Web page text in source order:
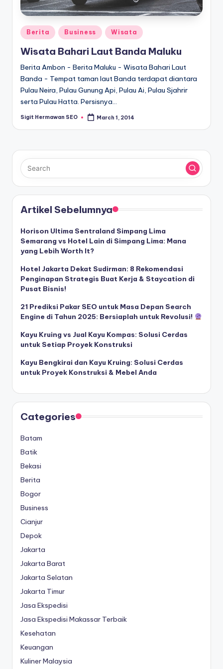
Posted
in
Berita Business Wisata
Wisata Bahari Laut Banda Maluku
Berita Ambon - Berita Maluku - Wisata Bahari Laut
Banda - Tempat taman laut Banda terdapat diantara
Pulau Neira, Pulau Gunung Api, Pulau Ai, Pulau Sjahrir
serta Pulau Hatta. Persisnya…
Posted
Sigit Hermawan SEO March 1, 2014
Artikel Sebelumnya
Horison Ultima Sentraland Simpang Lima
Semarang vs Hotel Lain di Simpang Lima: Mana
yang Lebih Worth It?
Hotel Jakarta Dekat Sudirman: 8 Rekomendasi
Penginapan Strategis Buat Kerja & Staycation di
Pusat Bisnis!
21 Prediksi Pakar SEO untuk Masa Depan Search
Engine di Tahun 2025: Bersiaplah untuk Revolusi!
Kayu Kruing vs Jual Kayu Kompas: Solusi Cerdas
untuk Setiap Proyek Konstruksi
Kayu Bengkirai dan Kayu Kruing: Solusi Cerdas
untuk Proyek Konstruksi & Mebel Anda
Categories
Batam
Batik
Bekasi
Berita
Bogor
Business
Cianjur
Depok
Jakarta
Jakarta Barat
Jakarta Selatan
Jakarta Timur
Jasa Ekspedisi
Jasa Ekspedisi Makassar Terbaik
Kesehatan
Keuangan
Kuliner Malaysia